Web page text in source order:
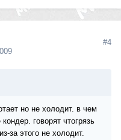
#4
но не холодит. в чем
говорят чтогрязь
за этого не холодит.